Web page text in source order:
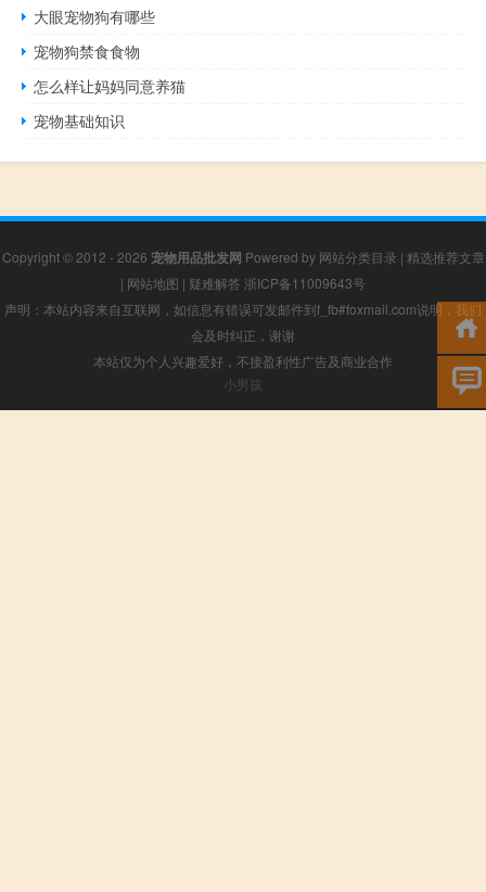
大眼宠物狗有哪些
宠物狗禁食食物
怎么样让妈妈同意养猫
宠物基础知识
Copyright © 2012 - 2026 宠物用品批发网 Powered by 网站分类目录 | 精选推荐文章
| 网站地图 | 疑难解答 浙ICP备11009643号
声明：本站内容来自互联网，如信息有错误可发邮件到f_fb#foxmail.com说明，我们
会及时纠正，谢谢
本站仅为个人兴趣爱好，不接盈利性广告及商业合作
小男孩